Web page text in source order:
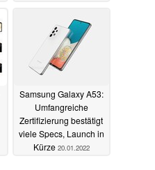
Galaxy S22 Ultra
22.01.2022
Samsung Galaxy A53:
Umfangreiche
Zertifizierung bestätigt
viele Specs, Launch in
Kürze 20.01.2022